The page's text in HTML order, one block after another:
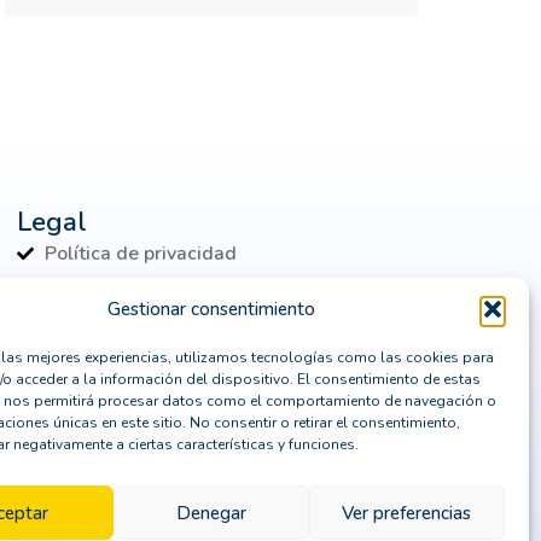
Gestionar consentimiento
las mejores experiencias, utilizamos tecnologías como las cookies para
o acceder a la información del dispositivo. El consentimiento de estas
permitirá procesar datos como el comportamiento de navegación o
únicas en este sitio. No consentir o retirar el consentimiento,
negativamente a ciertas características y funciones.
Denegar Ver preferencias
CPD
CRM
crm horizontal
crm vertical
crm y erp
cual es el mejor programa crm
Legal
Política de privacidad
Política de cookies
Política de seguridad
Contáctanos